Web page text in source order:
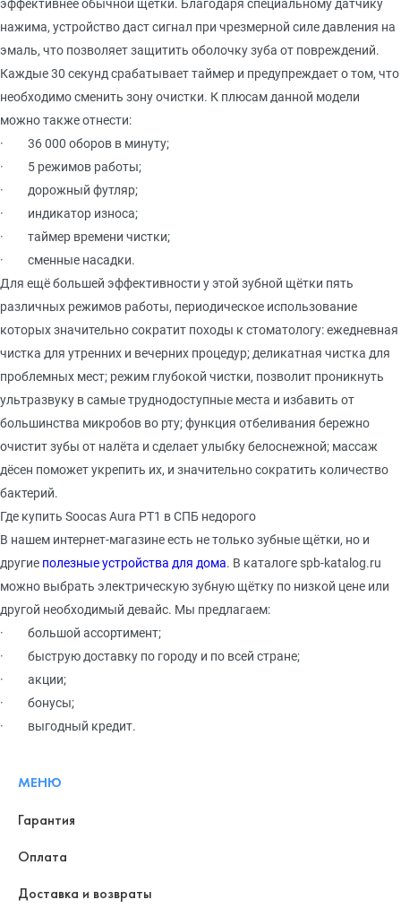
эффективнее обычной щётки. Благодаря специальному датчику
нажима, устройство даст сигнал при чрезмерной силе давления на
эмаль, что позволяет защитить оболочку зуба от повреждений.
Каждые 30 секунд срабатывает таймер и предупреждает о том, что
необходимо сменить зону очистки. К плюсам данной модели
можно также отнести:
·
36 000 оборов в минуту;
·
5 режимов работы;
·
дорожный футляр;
·
индикатор износа;
·
таймер времени чистки;
·
сменные насадки.
Для ещё большей эффективности у этой зубной щётки пять
различных режимов работы, периодическое использование
которых значительно сократит походы к стоматологу: ежедневная
чистка для утренних и вечерних процедур; деликатная чистка для
проблемных мест; режим глубокой чистки, позволит проникнуть
ультразвуку в самые труднодоступные места и избавить от
большинства микробов во рту; функция отбеливания бережно
очистит зубы от налёта и сделает улыбку белоснежной; массаж
дёсен поможет укрепить их, и значительно сократить количество
бактерий.
Где купить SoocasAura РТ1 в СПБ недорого
В нашем интернет-магазине есть не только зубные щётки, но и
другие полезные устройства для дома. В каталогеspb-katalog.ru
можно выбрать электрическую зубную щётку по низкой цене или
другой необходимый девайс. Мы предлагаем:
·
большой ассортимент;
·
быструю доставку по городу и по всей стране;
·
акции;
·
бонусы;
·
выгодный кредит.
МЕНЮ
Гарантия
Оплата
Доставка и возвраты